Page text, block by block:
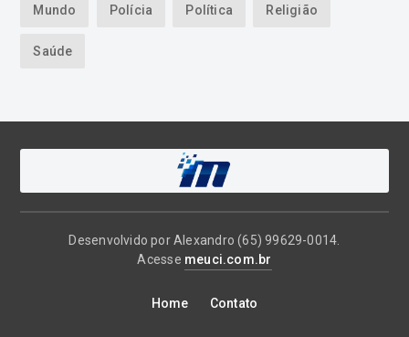
Mundo Polícia Política Religião
Saúde
Desenvolvido por Alexandro (65) 99629-0014.
Acesse meuci.com.br
Home Contato